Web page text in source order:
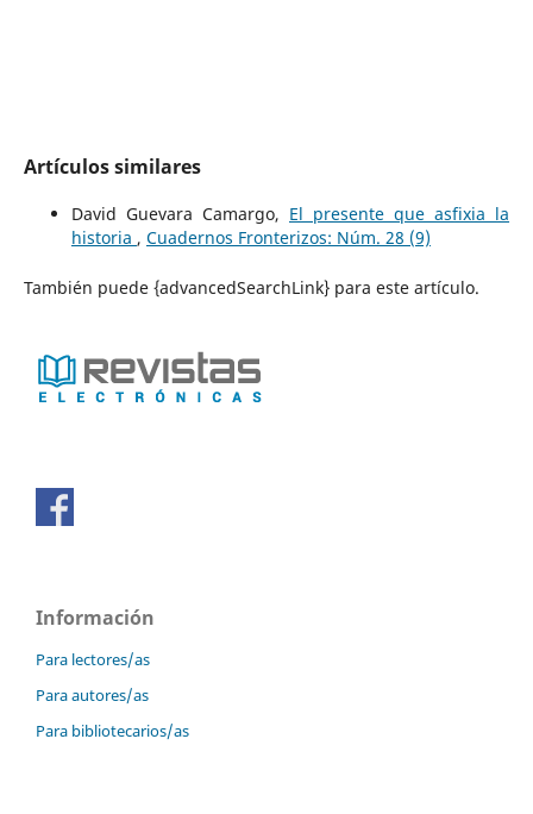
Artículos similares
David Guevara Camargo, El presente que asfixia la
historia , Cuadernos Fronterizos: Núm. 28 (9)
También puede {advancedSearchLink} para este artículo.
Información
Para lectores/as
Para autores/as
Para bibliotecarios/as